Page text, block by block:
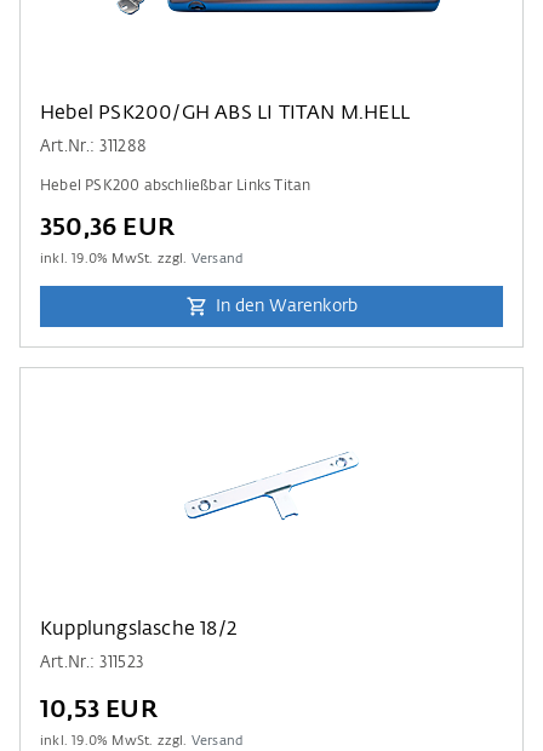
Hebel PSK200/GH ABS LI TITAN M.HELL
Art.Nr.: 311288
Hebel PSK200 abschließbar Links Titan
350,36 EUR
inkl.19.0% MwSt. zzgl. Versand
In den Warenkorb
Kupplungslasche 18/2
Art.Nr.: 311523
10,53 EUR
inkl.19.0% MwSt. zzgl. Versand